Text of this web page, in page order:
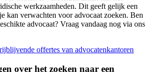
werkzaamheden. Dit geeft gelijk een
kan verwachten voor advocaat zoeken. Ben
advocaat? Vraag vandaag nog via ons
offertes van advocatenkantoren
over het zoeken naar een